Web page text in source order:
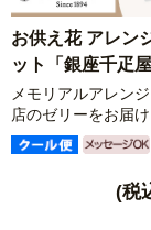
お供え花 アレン
ット「銀座千疋
メモリアルアレン
店のゼリーをお届け
(税